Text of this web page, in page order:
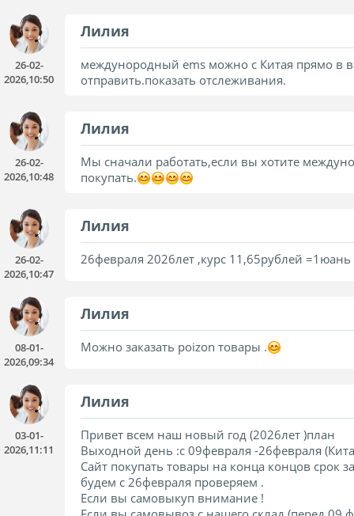
26-02-
2026,10:50
Лилия
междунородный ems можно с Китая прямо в
отправить.показать отслеживания.
26-02-
2026,10:48
Лилия
Мы сначали работать,если вы хотите
покупать.
26-02-
2026,10:47
Лилия
26февраля 2026лет ,курс 11,65рублей =1юань
08-01-
2026,09:34
Лилия
Можно заказать poizon товары .
03-01-
2026,11:11
Лилия
Привет всем наш новый год (2026лет )план
Выходной день :с 09февраля -26февраля
Сайт покупать товары на конца концов срок
будем с 26февраля проверяем .
Если вы самовыкуп внимание !